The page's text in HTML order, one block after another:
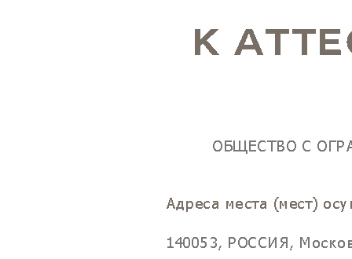
Коллективная поверка счетчиков